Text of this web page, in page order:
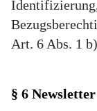
Art. 6 Abs. 1
§ 6 Newsletter